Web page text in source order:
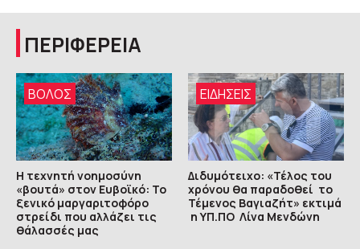
ΠΕΡΙΦΕΡΕΙΑ
ΒΟΛΟΣ
Η τεχνητή νοημοσύνη
«βουτά» στον Ευβοϊκό: Το
ξενικό μαργαριτοφόρο
στρείδι που αλλάζει τις
θάλασσές μας
ΕΙΔΗΣΕΙΣ
Διδυμότειχο: «Τέλος του
χρόνου θα παραδοθεί το
Τέμενος Βαγιαζήτ» εκτιμά
η ΥΠ.ΠΟ Λίνα Μενδώνη